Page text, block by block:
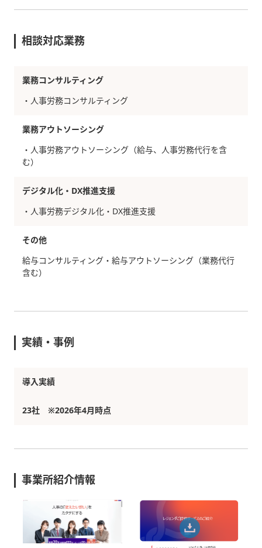
相談対応業務
業務コンサルティング
・人事労務コンサルティング
業務アウトソーシング
・人事労務アウトソーシング（給与、人事労務代行を含
む）
デジタル化・DX推進支援
・人事労務デジタル化・DX推進支援
その他
給与コンサルティング・給与アウトソーシング（業務代行
含む）
実績・事例
導入実績
23社 ※2026年4月時点
事業所紹介情報